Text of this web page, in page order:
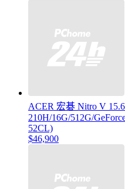
ACER 宏碁 Nitro V
210H/16G/512G/
52CL)
$46,900